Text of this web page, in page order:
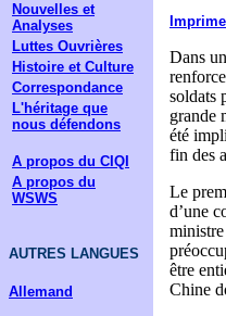
Nouvelles et
Analyses
Luttes Ouvrières
Histoire et Culture
Correspondance
L'héritage que
nous défendons
A propos du CIQI
A propos du
WSWS
AUTRES LANGUES
Allemand
Dans
soldats
grande
été
fin des
Le
d’une
être
Chine